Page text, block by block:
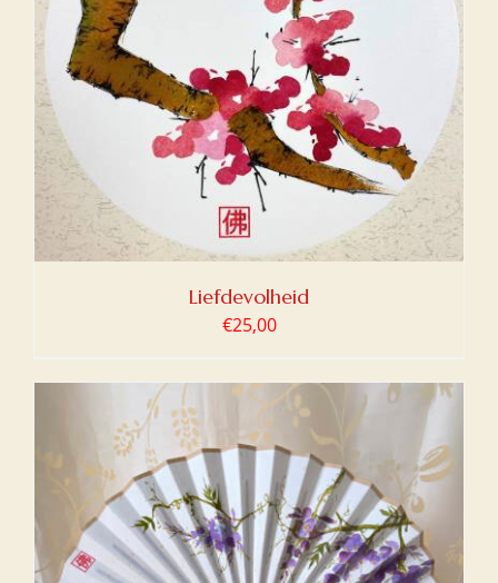
Liefdevolheid
€25,00